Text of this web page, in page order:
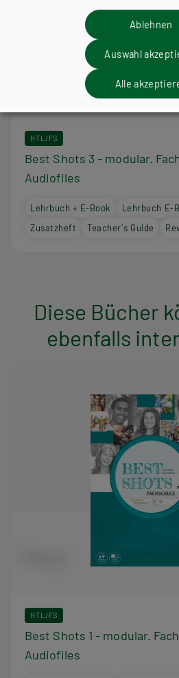
HTL/FS
Best Shots 3 - modular.
Audiofiles
Lehrbuch + E-Book
Lehrbuch E-
Zusatzheft
Teacher´s Guide
Diese Bücher
ebenfalls
HTL/FS
Best Shots 1 - modular.
Audiofiles
Ablehnen
Auswahl
Alle